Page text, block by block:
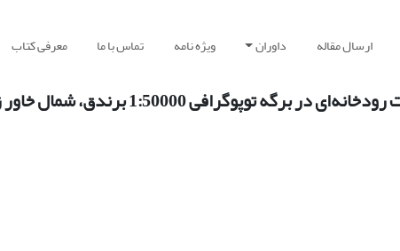
ارسال مقاله داوران ویژه نامه تماس با ما معرفی کتاب
1:50000 برندق، شمال خاور زنجان، ایران